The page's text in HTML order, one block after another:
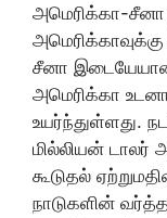
அமெரிக்கா-
சீனா
அமெரிக்கா
உயர்ந்துள்ளது.
மில்லியன் டாலர்
கூடுதல்
நாடுகளின்